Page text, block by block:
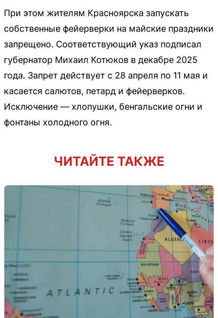
При этом жителям Красноярска запускать
собственные фейерверки на майские праздники
запрещено. Соответствующий указ подписал
губернатор Михаил Котюков в декабре 2025
года. Запрет действует с 28 апреля по 11 мая и
касается салютов, петард и фейерверков.
Исключение — хлопушки, бенгальские огни и
фонтаны холодного огня.
ЧИТАЙТЕ ТАКЖЕ